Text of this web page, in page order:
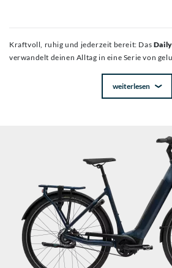
Kraftvoll, ruhig und jederzeit bereit: Das
verwandelt deinen Alltag in eine Serie von
weiterlesen